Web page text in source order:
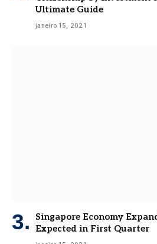
Ultimate Guide
janeiro 15, 2021
Singapore Economy
Expected in First Quarter